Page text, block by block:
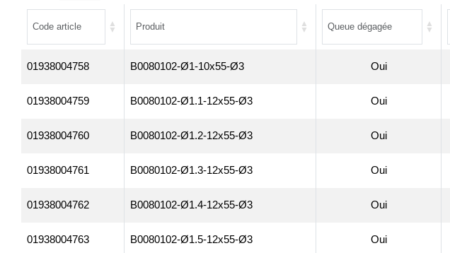
01938004758 B0080102-Ø1-10x55-Ø3 Oui
01938004759 B0080102-Ø1.1-12x55-Ø3 Oui
01938004760 B0080102-Ø1.2-12x55-Ø3 Oui
01938004761 B0080102-Ø1.3-12x55-Ø3 Oui
01938004762 B0080102-Ø1.4-12x55-Ø3 Oui
01938004763 B0080102-Ø1.5-12x55-Ø3 Oui